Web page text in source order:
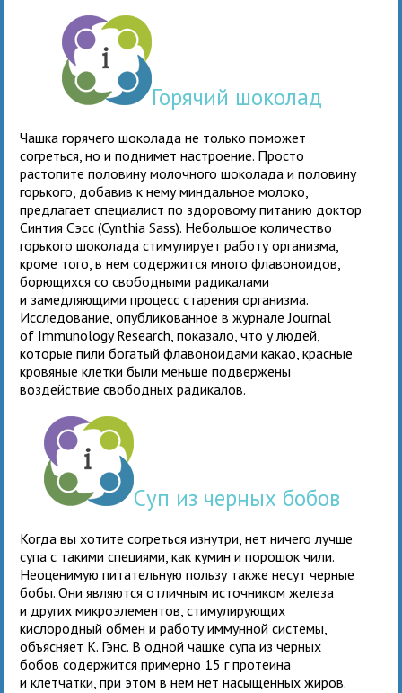
Горячий шоколад
Чашка горячего шоколада не только поможет
согреться, но и поднимет настроение. Просто
растопите половину молочного шоколада и половину
горького, добавив к нему миндальное молоко,
предлагает специалист по здоровому питанию доктор
Синтия Сэсс (Cynthia Sass). Небольшое количество
горького шоколада стимулирует работу организма,
кроме того, в нем содержится много флавоноидов,
борющихся со свободными радикалами
и замедляющими процесс старения организма.
Исследование, опубликованное в журнале Journal
of Immunology Research, показало, что у людей,
которые пили богатый флавоноидами какао, красные
кровяные клетки были меньше подвержены
воздействие свободных радикалов.
Суп из черных бобов
Когда вы хотите согреться изнутри, нет ничего лучше
супа с такими специями, как кумин и порошок чили.
Неоценимую питательную пользу также несут черные
бобы. Они являются отличным источником железа
и других микроэлементов, стимулирующих
кислородный обмен и работу иммунной системы,
объясняет К. Гэнс. В одной чашке супа из черных
бобов содержится примерно 15 г протеина
и клетчатки, при этом в нем нет насыщенных жиров.